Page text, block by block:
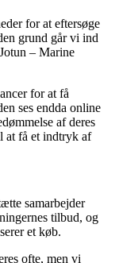
for at eftersøge
grund går vi ind
– Marine
for at få
ses endda online
af deres
at få et indtryk af
samarbejder
tilbud, og
et køb.
ofte, men vi